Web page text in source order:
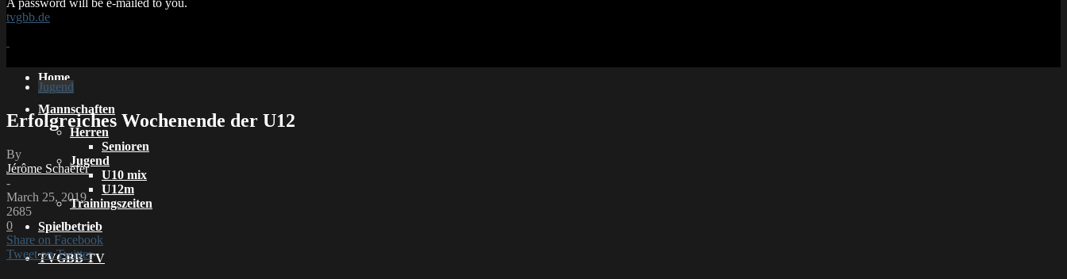
A password will be e-mailed to you.
tvgbb.de
Home
Mannschaften
Herren
Senioren
Jugend
U10 mix
U12m
Trainingszeiten
Spielbetrieb
TVGBB TV
Jugend
Erfolgreiches Wochenende der U12
By
Jérôme Schaefer
-
March 25, 2019
2685
0
Share on Facebook
Tweet on Twitter